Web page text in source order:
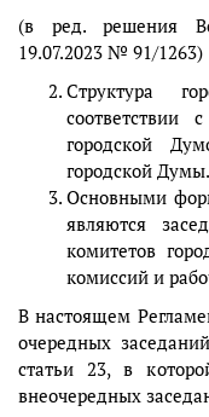
(в ред. решения
19.07.2023 № 91/1263)
Структура
соответствии
городской
городской Думы.
Основными
являются
комитетов
комиссий и
В настоящем
очередных
статьи 23, в
внеочередных